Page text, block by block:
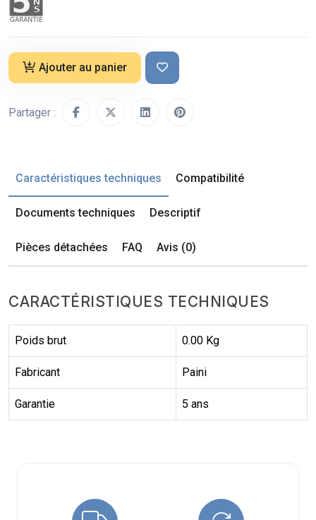
Ajouter au panier
Partager :
Caractéristiques techniques Compatibilité
Documents techniques Descriptif
Pièces détachées FAQ Avis (0)
CARACTÉRISTIQUES TECHNIQUES
Poids brut 0.00 Kg
Fabricant Paini
Garantie 5 ans